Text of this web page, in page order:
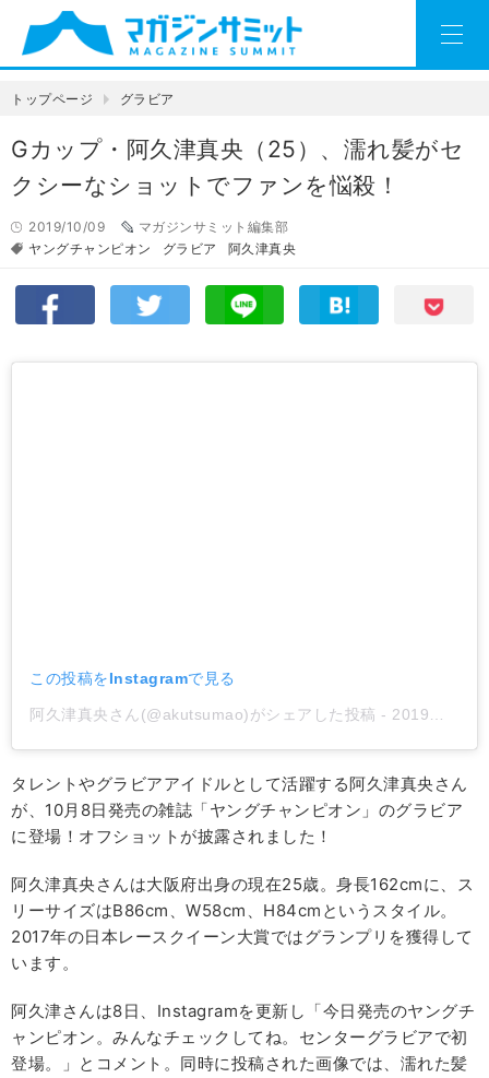
トップページ グラビア
Gカップ・阿久津真央（25）、濡れ髪がセ
クシーなショットでファンを悩殺！
2019/10/09
マガジンサミット編集部
ヤングチャンピオン
グラビア 阿久津真央
この投稿をInstagramで見る
阿久津真央さん(@akutsumao)がシェアした投稿 - 2019年10月月7日午後6時46分PDT
タレントやグラビアアイドルとして活躍する阿久津真央さん
が、10月8日発売の雑誌「ヤングチャンピオン」のグラビア
に登場！オフショットが披露されました！
阿久津真央さんは大阪府出身の現在25歳。身長162cmに、ス
リーサイズはB86cm、W58cm、H84cmというスタイル。
2017年の日本レースクイーン大賞ではグランプリを獲得して
います。
阿久津さんは8日、Instagramを更新し「今日発売のヤングチ
ャンピオン。みんなチェックしてね。センターグラビアで初
登場。」とコメント。同時に投稿された画像では、濡れた髪